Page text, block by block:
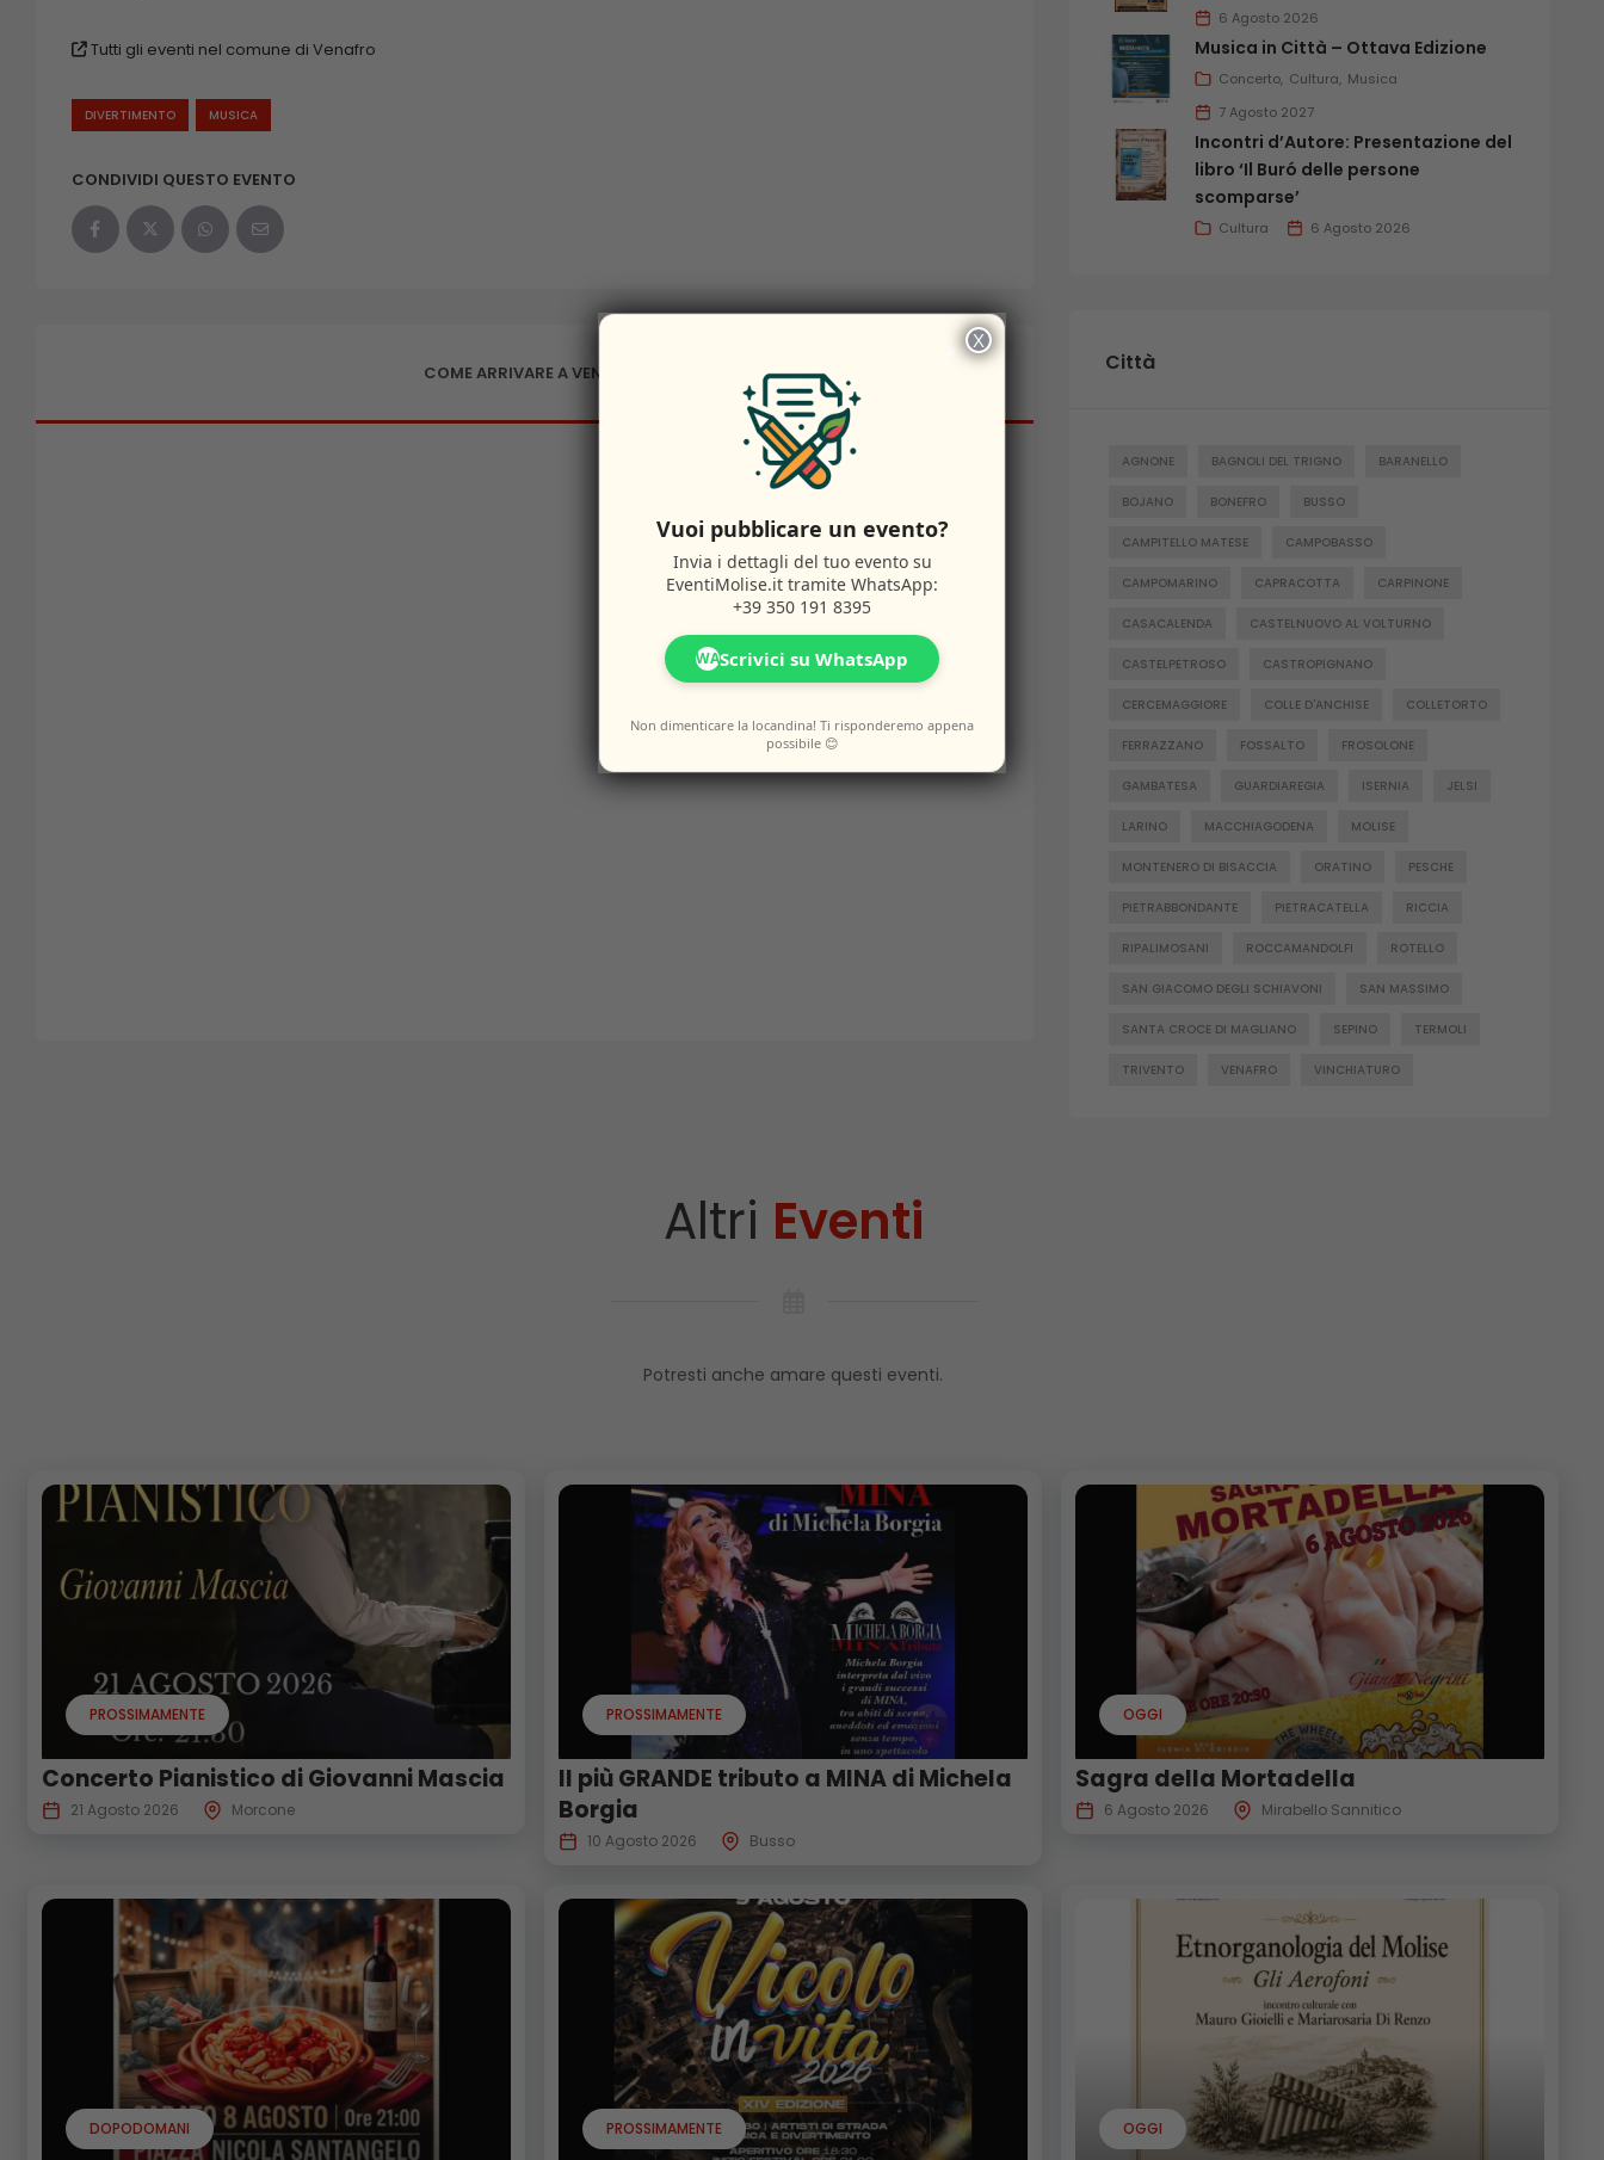
Tutti gli eventi nel comune di Venafro
DIVERTIMENTO MUSICA
CONDIVIDI QUESTO EVENTO
COME ARRIVARE A VENAFRO
6 Agosto 2026
Musica in Città – Ottava Edizione
Concerto Cultura Musica
7 Agosto 2027
Incontri d’Autore: Presentazione del
libro ‘Il Buró delle persone
scomparse’
Cultura 6 Agosto 2026
Città
AGNONE BAGNOLI DEL TRIGNO BARANELLO
BOJANO BONEFRO BUSSO
CAMPITELLO MATESE CAMPOBASSO
CAMPOMARINO CAPRACOTTA CARPINONE
CASACALENDA CASTELNUOVO AL VOLTURNO
CASTELPETROSO CASTROPIGNANO
CERCEMAGGIORE COLLE D'ANCHISE COLLETORTO
FERRAZZANO FOSSALTO FROSOLONE
GAMBATESA GUARDIAREGIA ISERNIA JELSI
LARINO MACCHIAGODENA MOLISE
MONTENERO DI BISACCIA ORATINO PESCHE
PIETRABBONDANTE PIETRACATELLA RICCIA
RIPALIMOSANI ROCCAMANDOLFI ROTELLO
SAN GIACOMO DEGLI SCHIAVONI SAN MASSIMO
SANTA CROCE DI MAGLIANO SEPINO TERMOLI
TRIVENTO VENAFRO VINCHIATURO
Altri Eventi
Potresti anche amare questi eventi.
PROSSIMAMENTE
Concerto Pianistico di Giovanni Mascia
21 Agosto 2026 Morcone
PROSSIMAMENTE
Il più GRANDE tributo a MINA di Michela
Borgia
10 Agosto 2026 Busso
OGGI
Sagra della Mortadella
6 Agosto 2026 Mirabello Sannitico
DOPODOMANI PROSSIMAMENTE OGGI
×
Vuoi pubblicare un evento?
Invia i dettagli del tuo evento su
EventiMolise.it tramite WhatsApp:
+39 350 191 8395
WAScrivici su WhatsApp
Non dimenticare la locandina! Ti risponderemo appena
possibile 😊
X